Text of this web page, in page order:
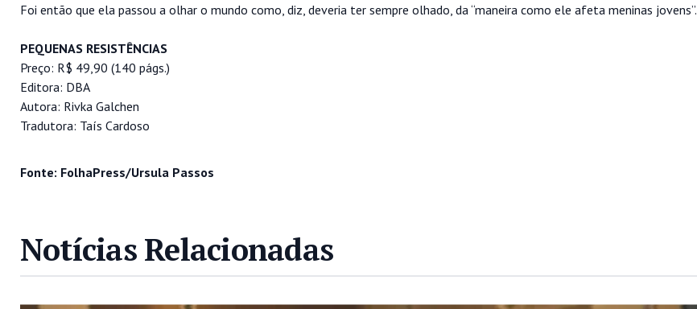
Foi então que ela passou a olhar o mundo como, diz, deveria ter sempre olhado, da “maneira como ele afeta meninas jovens”.
PEQUENAS RESISTÊNCIAS
Preço: R$ 49,90 (140 págs.)
Editora: DBA
Autora: Rivka Galchen
Tradutora: Taís Cardoso
Fonte: FolhaPress/Ursula Passos
Notícias Relacionadas